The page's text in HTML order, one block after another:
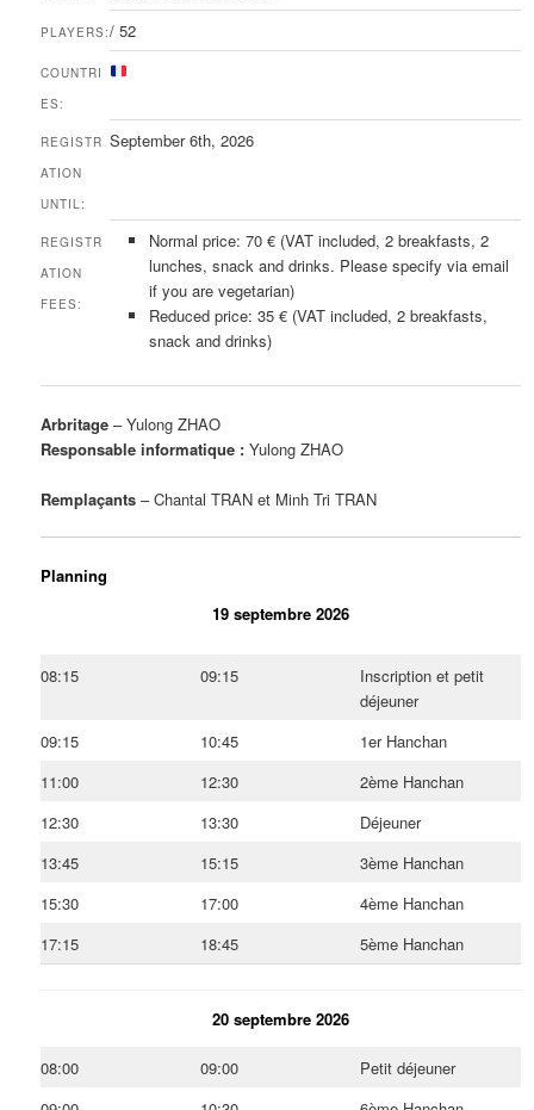
PLAYERS:/ 52
COUNTRI
ES:
REGISTR
ATION
UNTIL:
September 6th, 2026
REGISTR
ATION
FEES:
Normal price: 70 € (VAT included, 2 breakfasts, 2
lunches, snack and drinks. Please specify via email
if you are vegetarian)
Reduced price: 35 € (VAT included, 2 breakfasts,
snack and drinks)
Arbritage – Yulong ZHAO
Responsable informatique :Yulong ZHAO
Remplaçants – Chantal TRAN et Minh Tri TRAN
Planning
19 septembre 2026
08:15 09:15
Inscription et petit
déjeuner
09:15
10:45
1er Hanchan
11:00
12:30
2ème Hanchan
12:30
13:30
Déjeuner
13:45
15:15
3ème Hanchan
15:30
17:00
4ème Hanchan
17:15
18:45 5ème Hanchan
20 septembre 2026
08:00 09:00
Petit déjeuner